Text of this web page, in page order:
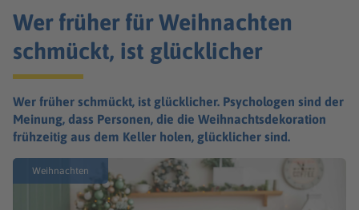
Wer früher für Weihnachten
schmückt, ist glücklicher
Wer früher schmückt, ist glücklicher. Psychologen sind der
Meinung, dass Personen, die die Weihnachtsdekoration
frühzeitig aus dem Keller holen, glücklicher sind.
Weihnachten